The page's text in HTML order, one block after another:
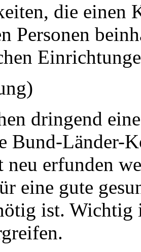
die einen
Personen
dringend
Bund-Länder-
neu erfunden
eine gute
ist. Wichtig